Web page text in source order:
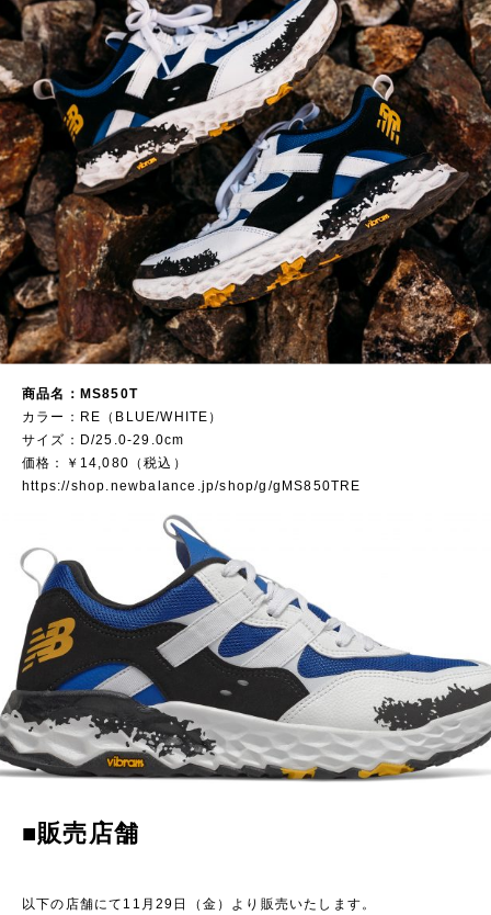
商品名：MS850T
カラー：RE（BLUE/WHITE）
サイズ：D/25.0-29.0cm
価格：￥14,080（税込）
https://shop.newbalance.jp/shop/g/gMS850TRE
■販売店舗
以下の店舗にて11月29日（金）より販売いたします。